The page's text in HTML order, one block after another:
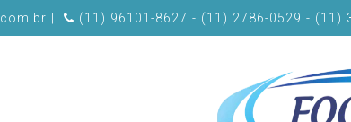
| (11) 96101-8627 - (11) 2786-0529 - (11)